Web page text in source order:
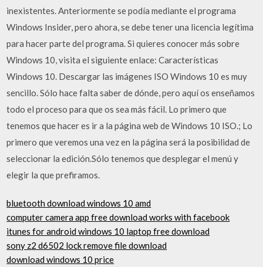
inexistentes. Anteriormente se podía mediante el programa
Windows Insider, pero ahora, se debe tener una licencia legítima
para hacer parte del programa. Si quieres conocer más sobre
Windows 10, visita el siguiente enlace: Características
Windows 10. Descargar las imágenes ISO Windows 10 es muy
sencillo. Sólo hace falta saber de dónde, pero aquí os enseñamos
todo el proceso para que os sea más fácil. Lo primero que
tenemos que hacer es ir a la página web de Windows 10 ISO.; Lo
primero que veremos una vez en la página será la posibilidad de
seleccionar la edición.Sólo tenemos que desplegar el menú y
elegir la que prefiramos.
bluetooth download windows 10 amd
computer camera app free download works with facebook
itunes for android windows 10 laptop free download
sony z2 d6502 lock remove file download
download windows 10 price